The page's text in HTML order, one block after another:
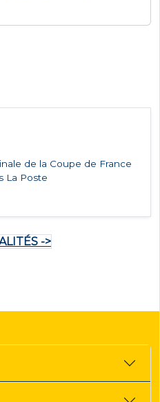
de la Coupe de France
La Poste
->